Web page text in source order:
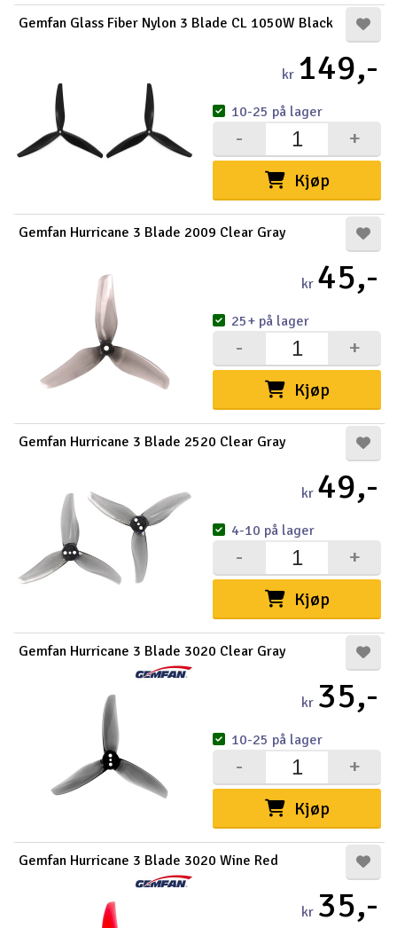
Gemfan Glass Fiber Nylon 3 Blade CL 1050W Black
kr 149,-
Kjøp
+
-
10-25 på lager
Gemfan Hurricane 3 Blade 2009 Clear Gray
kr 45,-
Kjøp
+
-
25+ på lager
Gemfan Hurricane 3 Blade 2520 Clear Gray
kr 49,-
Kjøp
+
-
4-10 på lager
Gemfan Hurricane 3 Blade 3020 Clear Gray
kr 35,-
Kjøp
+
-
10-25 på lager
Gemfan Hurricane 3 Blade 3020 Wine Red
kr 35,-